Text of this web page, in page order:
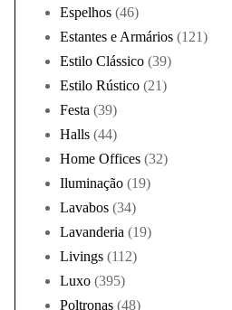
Espelhos (46)
Estantes e Armários (121)
Estilo Clássico (39)
Estilo Rústico (21)
Festa (39)
Halls (44)
Home Offices (32)
Iluminação (19)
Lavabos (34)
Lavanderia (19)
Livings (112)
Luxo (395)
Poltronas (48)